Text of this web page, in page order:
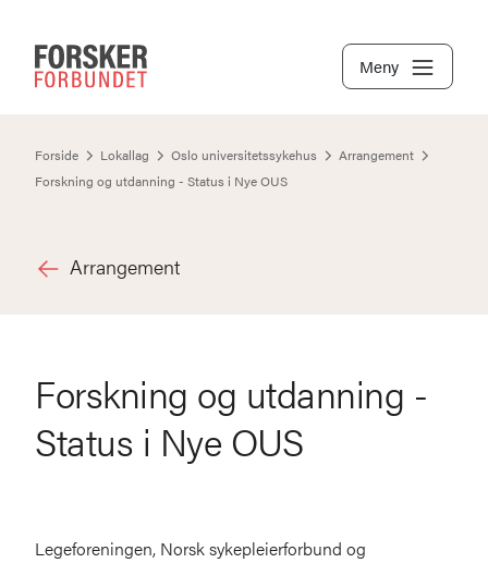
Meny
Forside Lokallag Oslo universitetssykehus
Arrangement
Forskning og utdanning - Status i Nye OUS
Arrangement
Forskning og utdanning -
Status i Nye OUS
Legeforeningen, Norsk sykepleierforbund og